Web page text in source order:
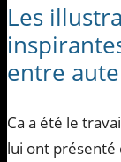
Les
entre
Ca a été le
lui ont présenté